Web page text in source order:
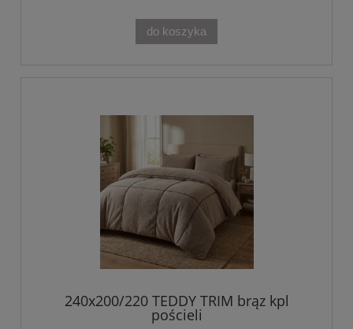
do koszyka
240x200/220 TEDDY TRIM brąz kpl
pościeli